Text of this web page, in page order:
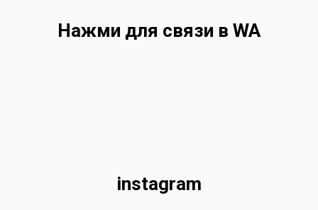
Нажми для связи в WA
instagram